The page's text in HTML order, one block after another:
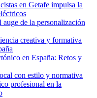
en Getafe impulsa la
de la personalización
creativa y formativa
en España: Retos y
con estilo y normativa
profesional en la